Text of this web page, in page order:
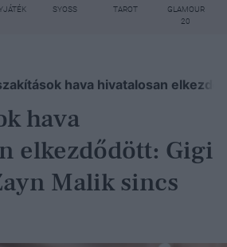
SYOSS TAROT
GLAMOUR
20
hava hivatalosan
hava
elkezdődött: Gigi
Malik sincs